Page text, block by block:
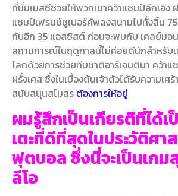
ที่นั่นเมสซีช่วยให้พวกเขาคว้าแชมป์ลีกเอิง
แชมป์เฟรนช์ซูเปอร์คัพลงสนามไปทั้งสิ้น
กับอีก 35 แอสซิสต์ ก่อนจะพบกับ เคลย์มอ
สถานการณ์ในฤดูกาลนี้ไม่ค่อยดีนักสำหรั
โลกด้วยการช่วยทีมชาติอาร์เจนตินา คว้า
ฝรั่งเศส ซึ่งในเบื้องต้นเจ้าตัวได้รับความเศ
สนับสนุนสโมสร ต้องการให้อยู่
ผมรู้สึกเป็นเกียรติที่ได้เ
เตะที่ดีที่สุดในประวัติศา
ฟุตบอล ซึ่งนี่จะเป็นเก
ลีโอ